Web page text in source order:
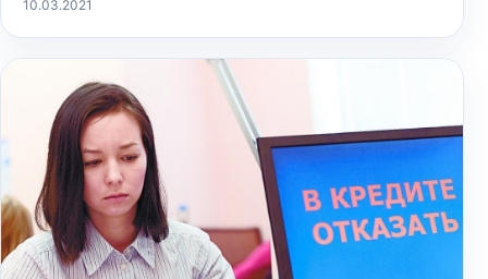
10.03.2021